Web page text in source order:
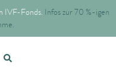
IVF-Fonds. Infos zur 70 %-igen